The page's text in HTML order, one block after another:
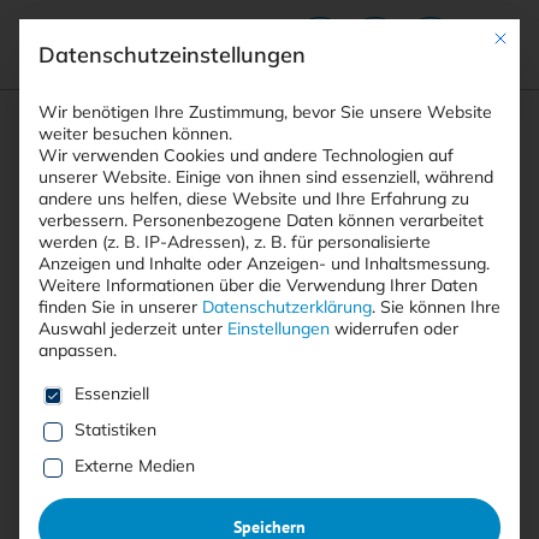
Suchfeld
Suchen
Breadcrumb-Navigation
STARTSEITE ARTIKEL BSI LÄDT ZU ZWEITEM …
Inhaltsverzeichnis
Free
BSI lädt zu zweitem
Mit
Datenschutzeinstellungen
Wir benötigen Ihre Zustimmung, bevor Sie unsere Website
weiter besuchen können.
Wir verwenden Cookies und andere Technologien auf
unserer Website. Einige von ihnen sind essenziell, während
andere uns helfen, diese Website und Ihre Erfahrung zu
verbessern. Personenbezogene Daten können verarbeitet
werden (z. B. IP-Adressen), z. B. für personalisierte
Anzeigen und Inhalte oder Anzeigen- und Inhaltsmessung.
Weitere Informationen über die Verwendung Ihrer Daten
finden Sie in unserer Datenschutzerklärung. Sie können Ihre
Auswahl jederzeit unter Einstellungen widerrufen oder
anpassen.
Es folgt eine Liste der Service-Gruppen, für die eine
Essenziell
Statistiken
Externe Medien
Speichern